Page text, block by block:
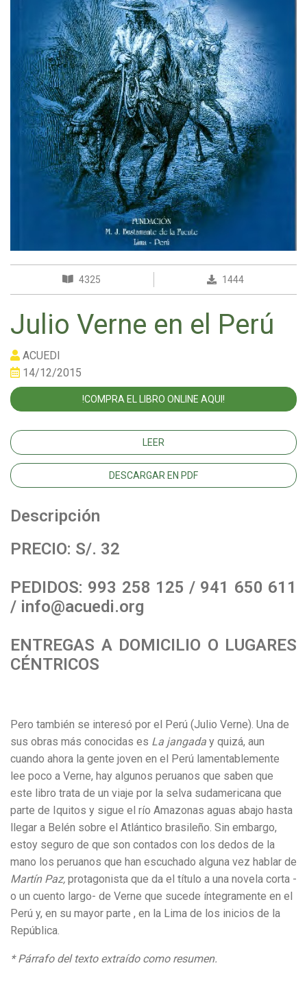
4325 1444
Julio Verne en el Perú
ACUEDI
14/12/2015
!COMPRA EL LIBRO ONLINE AQUI!
LEER
DESCARGAR EN PDF
Descripción
PRECIO: S/. 32
PEDIDOS: 993 258 125 / 941 650 611
/ info@acuedi.org
ENTREGAS A DOMICILIO O LUGARES
CÉNTRICOS
Pero también se interesó por el Perú (Julio Verne). Una de
sus obras más conocidas es La jangada y quizá, aun
cuando ahora la gente joven en el Perú lamentablemente
lee poco a Verne, hay algunos peruanos que saben que
este libro trata de un viaje por la selva sudamericana que
parte de Iquitos y sigue el río Amazonas aguas abajo hasta
llegar a Belén sobre el Atlántico brasileño. Sin embargo,
estoy seguro de que son contados con los dedos de la
mano los peruanos que han escuchado alguna vez hablar de
Martín Paz, protagonista que da el título a una novela corta -
o un cuento largo- de Verne que sucede íntegramente en el
Perú y, en su mayor parte , en la Lima de los inicios de la
República.
* Párrafo del texto extraído como resumen.